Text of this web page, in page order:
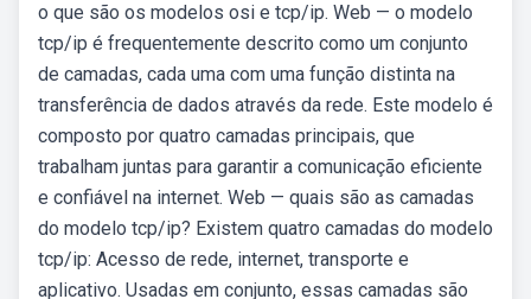
o que são os modelos osi e tcp/ip. Web — o modelo
tcp/ip é frequentemente descrito como um conjunto
de camadas, cada uma com uma função distinta na
transferência de dados através da rede. Este modelo é
composto por quatro camadas principais, que
trabalham juntas para garantir a comunicação eficiente
e confiável na internet. Web — quais são as camadas
do modelo tcp/ip? Existem quatro camadas do modelo
tcp/ip: Acesso de rede, internet, transporte e
aplicativo. Usadas em conjunto, essas camadas são